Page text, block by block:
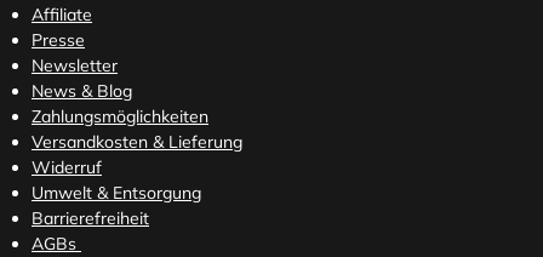
Affiliate
Presse
Newsletter
News & Blog
Zahlungsmöglichkeiten
Versandkosten & Lieferung
Widerruf
Umwelt & Entsorgung
Barrierefreiheit
AGBs